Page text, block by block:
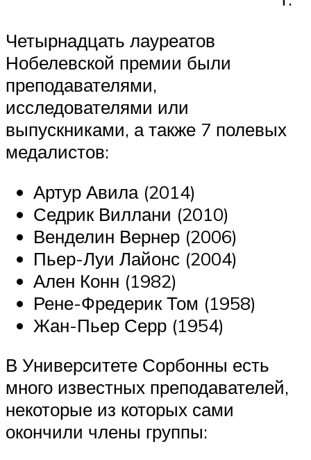
Четырнадцать лауреатов
Нобелевской премии были
преподавателями,
исследователями или
выпускниками, а также 7 полевых
медалистов:
Артур Авила (2014)
Седрик Виллани (2010)
Венделин Вернер (2006)
Пьер-Луи Лайонс (2004)
Ален Конн (1982)
Рене-Фредерик Том (1958)
Жан-Пьер Серр (1954)
В Университете Сорбонны есть
много известных преподавателей,
некоторые из которых сами
окончили члены группы: